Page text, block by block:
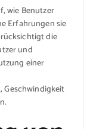
wie Benutzer
Erfahrungen sie
die
und
einer
Geschwindigkeit